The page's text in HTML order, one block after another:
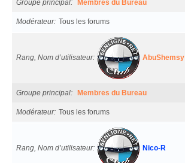
Groupe principal Membres du Bureau
Modérateur Tous les forums
Rang, Nom d’utilisateur AbuShemsy
Groupe principal Membres du Bureau
Modérateur Tous les forums
Rang, Nom d’utilisateur Nico-R